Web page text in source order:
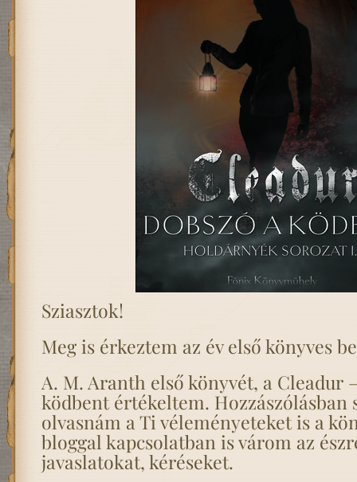
Sziasztok!
Meg is érkeztem az év első könyves
A. M. Aranth első könyvét, a Cleadur
ködbent értékeltem. Hozzászólásban
olvasnám a Ti véleményeteket is a
bloggal kapcsolatban is várom az
javaslatokat, kéréseket.